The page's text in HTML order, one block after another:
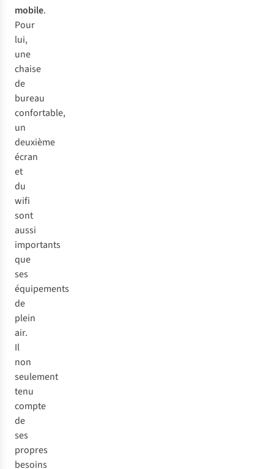
mobile.
Pour
lui,
une
chaise
de
bureau
confortable,
un
deuxième
écran
et
du
wifi
sont
aussi
importants
que
ses
équipements
de
plein
air.
Il
non
seulement
tenu
compte
de
ses
propres
besoins